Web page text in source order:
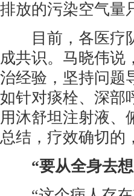
排放的污染空气量
目前，各医疗队
成共识。马晓伟说
治经验，坚持问题
如针对痰栓、深部
用沐舒坦注射液、
总结，疗效确切的
“要从全身去